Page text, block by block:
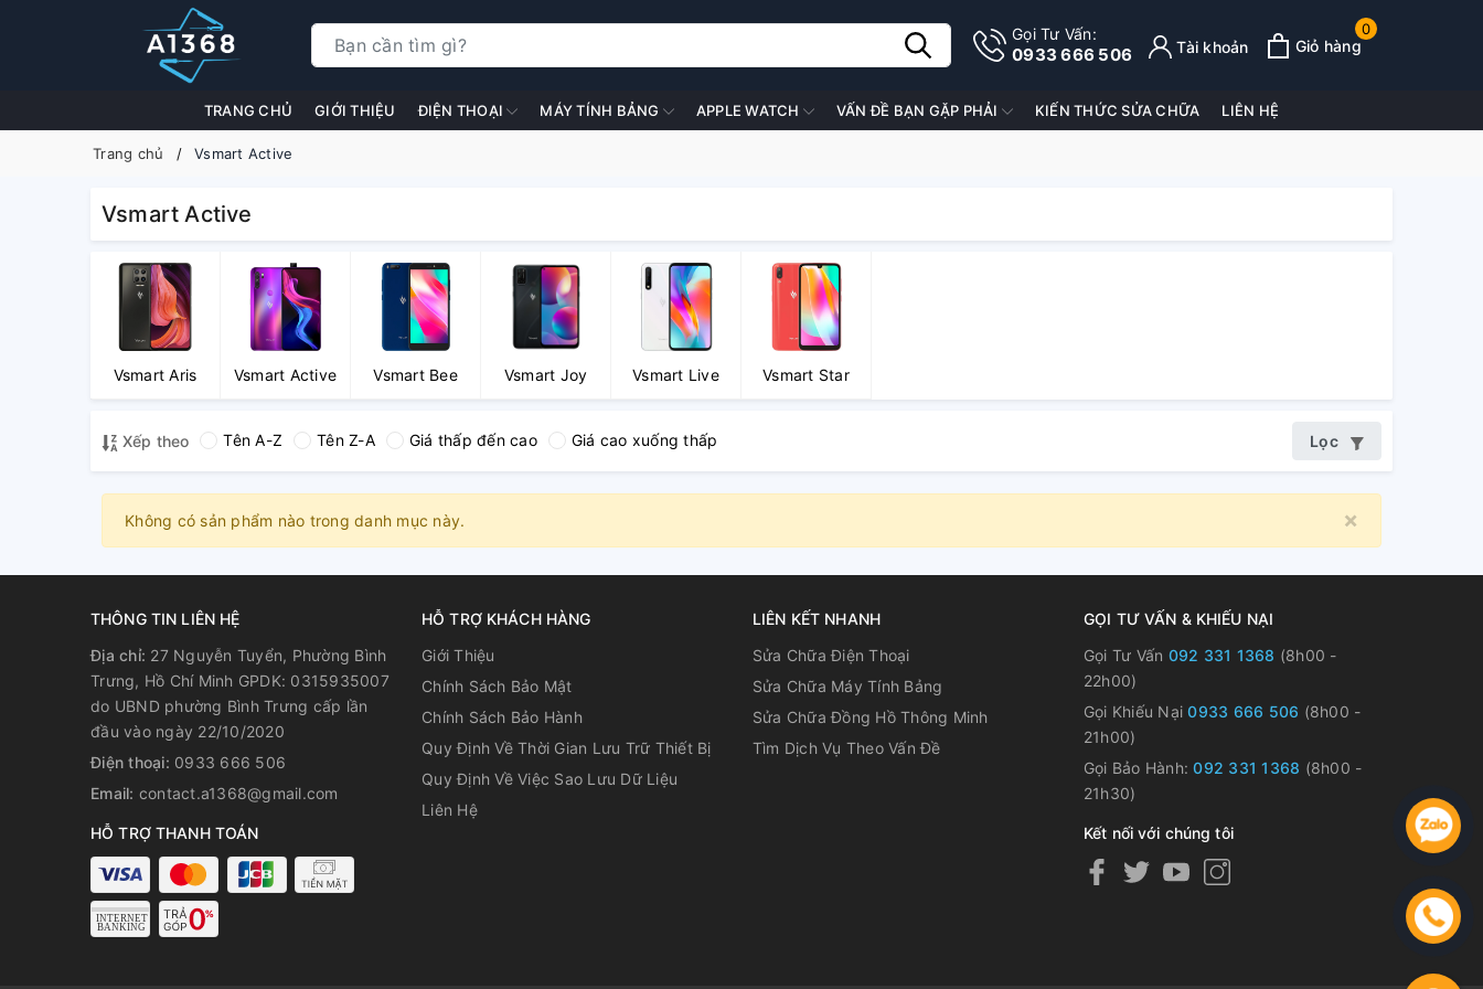
Gọi Tư Vấn:
0933 666 506 Tài khoản
0
Giỏ hàng
TRANG CHỦ GIỚI THIỆU ĐIỆN THOẠI MÁY TÍNH BẢNG APPLE WATCH VẤN ĐỀ BẠN GẶP PHẢI KIẾN THỨC SỬA CHỮA LIÊN HỆ
Trang chủ Vsmart Active
Vsmart Active
Vsmart Aris Vsmart Active Vsmart Bee Vsmart Joy Vsmart Live Vsmart Star
Xếp theo Tên A-Z Tên Z-A Giá thấp đến cao Giá cao xuống thấp Lọc
×
Không có sản phẩm nào trong danh mục này.
THÔNG TIN LIÊN HỆ
Địa chỉ: 27 Nguyễn Tuyển, Phường Bình
Trưng, Hồ Chí Minh GPDK: 0315935007
do UBND phường Bình Trưng cấp lần
đầu vào ngày 22/10/2020
Điện thoại: 0933 666 506
Email: contact.a1368@gmail.com
HỖ TRỢ THANH TOÁN
HỖ TRỢ KHÁCH HÀNG
Giới Thiệu
Chính Sách Bảo Mật
Chính Sách Bảo Hành
Quy Định Về Thời Gian Lưu Trữ Thiết Bị
Quy Định Về Việc Sao Lưu Dữ Liệu
Liên Hệ
LIÊN KẾT NHANH
Sửa Chữa Điện Thoại
Sửa Chữa Máy Tính Bảng
Sửa Chữa Đồng Hồ Thông Minh
Tìm Dịch Vụ Theo Vấn Đề
GỌI TƯ VẤN & KHIẾU NẠI
Gọi Tư Vấn 092 331 1368 (8h00 -
22h00)
Gọi Khiếu Nại0933 666 506 (8h00 -
21h00)
Gọi Bảo Hành:092 331 1368 (8h00 -
21h30)
Kết nối với chúng tôi